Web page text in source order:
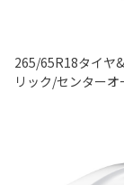
265/65R18タイヤ
リック/センターオ